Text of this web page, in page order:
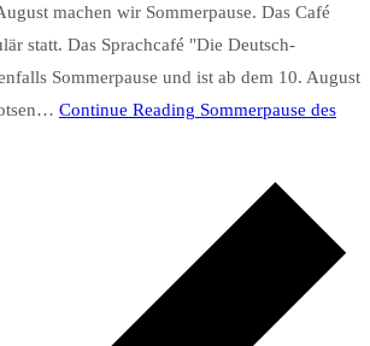
machen wir Sommerpause. Das Café
statt. Das Sprachcafé "Die Deutsch-
Sommerpause und ist ab dem 10. August
Continue Reading Sommerpause des